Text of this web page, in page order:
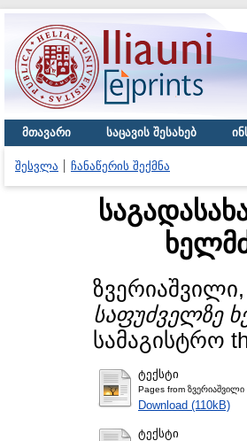
მთავარი საცავის შესახებ
შესვლა ჩანაწერის შექმნა
ზვერიაშვილი,
საფუძველზე
სამაგისტრო
ტექსტი
Pages from ზვერიაშვილი
Download (110kB)
ტექსტი